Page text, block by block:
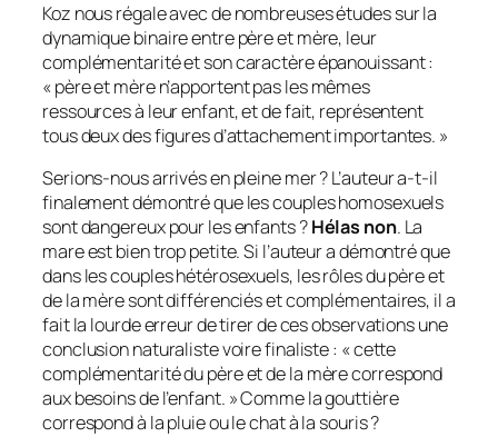
Koz nous régale avec de nombreuses études sur la
dynamique binaire entre père et mère, leur
complémentarité et son caractère épanouissant :
«père et mère n’apportent pas les mêmes
ressources à leur enfant, et de fait, représentent
tous deux des figures d’attachement importantes. »
Serions-nous arrivés en pleine mer ? L’auteur a-t-il
finalement démontré que les couples homosexuels
sont dangereux pour les enfants ?Hélas non. La
mare est bien trop petite. Si l’auteur a démontré que
dans les couples hétérosexuels, les rôles du père et
de la mère sont différenciés et complémentaires, il a
fait la lourde erreur de tirer de ces observations une
conclusion naturaliste voire finaliste : «cette
complémentarité du père et de la mère correspond
aux besoins de l’enfant. » Comme la gouttière
correspond à la pluie ou le chat à la souris ?